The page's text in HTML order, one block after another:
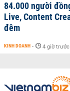
84.000 người
Live, Content
đêm
KINH DOANH - 4 giờ trước